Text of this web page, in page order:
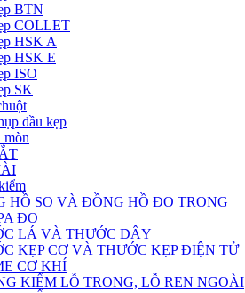
BTN
COLLET
HSK A
HSK E
ISO
SK
đầu kẹp
mòn
HỒ SO VÀ ĐỒNG HỒ ĐO TRONG
ĐO
LÁ VÀ THƯỚC DÂY
KẸP CƠ VÀ THƯỚC KẸP ĐIỆN TỬ
CƠ KHÍ
KIỂM LỖ TRONG, LỖ REN NGOÀI